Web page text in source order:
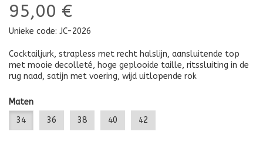
95,00 €
Unieke code: JC-2026
Cocktailjurk, strapless met recht halslijn, aansluitende top
met mooie decolleté, hoge geplooide taille, ritssluiting in de
rug naad, satijn met voering, wijd uitlopende rok
Maten
34
36 38 40 42